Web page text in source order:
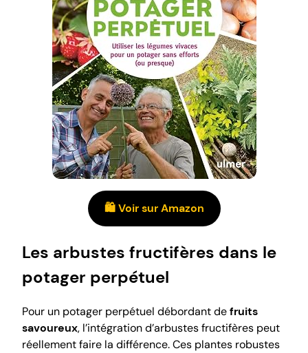
🛍️ Voir sur Amazon
Les arbustes fructifères dans le
potager perpétuel
Pour un potager perpétuel débordant defruits
savoureux, l’intégration d’arbustes fructifères peut
réellement faire la différence. Ces plantes robustes